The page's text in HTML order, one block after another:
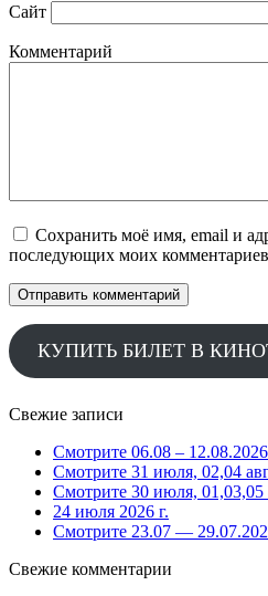
Сайт
Комментарий
Сохранить моё имя, email и
последующих моих
КУПИТЬ БИЛЕТ В
Свежие записи
Смотрите 06.08 – 12.08.2026
Смотрите 31 июля, 02,04
Смотрите 30 июля, 01,03,05
24 июля 2026 г.
Смотрите 23.07 —
Свежие комментарии